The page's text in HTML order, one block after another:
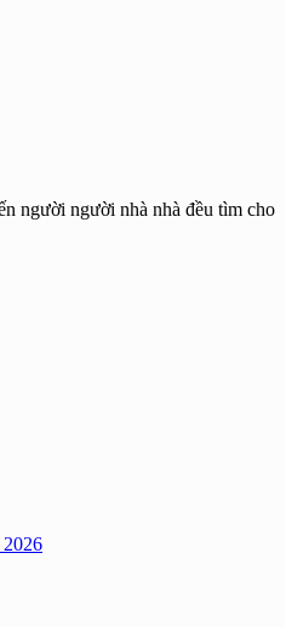
người người nhà nhà đều tìm cho